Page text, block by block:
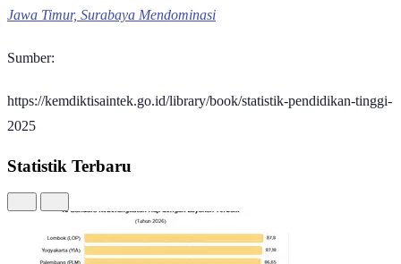
Jawa Timur, Surabaya Mendominasi
Sumber:
https://kemdiktisaintek.go.id/library/book/statistik-pendidikan-tinggi-
2025
Statistik Terbaru